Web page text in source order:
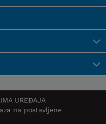
UREĐAJA
na postavljene